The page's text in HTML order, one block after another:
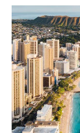
I
T
Y
系
列
(
W
A
I
K
Ī
K
Ī
)
體